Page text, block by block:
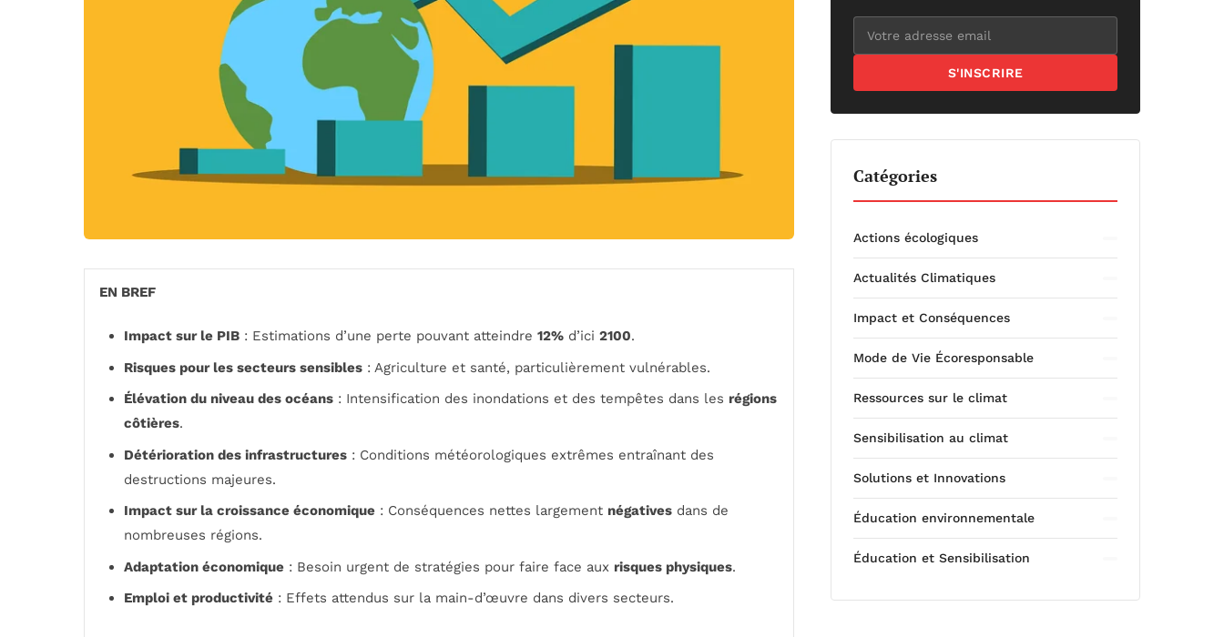
EN BREF
Impact sur le PIB : Estimations d’une perte pouvant atteindre 12% d’ici 2100.
Risques pour les secteurs sensibles : Agriculture et santé, particulièrement vulnérables.
Élévation du niveau des océans : Intensification des inondations et des tempêtes dans les régions
côtières.
Détérioration des infrastructures : Conditions météorologiques extrêmes entraînant des
destructions majeures.
Impact sur la croissance économique : Conséquences nettes largement négatives dans de
nombreuses régions.
Adaptation économique : Besoin urgent de stratégies pour faire face aux risques physiques.
Emploi et productivité : Effets attendus sur la main-d’œuvre dans divers secteurs.
S'INSCRIRE
Catégories
Actions écologiques
Actualités Climatiques
Impact et Conséquences
Mode de Vie Écoresponsable
Ressources sur le climat
Sensibilisation au climat
Solutions et Innovations
Éducation environnementale
Éducation et Sensibilisation